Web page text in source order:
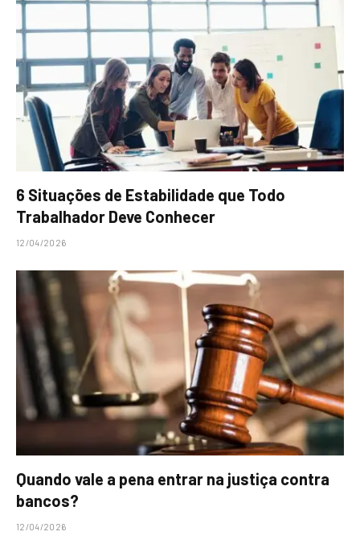
6 Situações de Estabilidade que Todo
Trabalhador Deve Conhecer
12/04/2026
Quando vale a pena entrar na justiça contra
bancos?
12/04/2026